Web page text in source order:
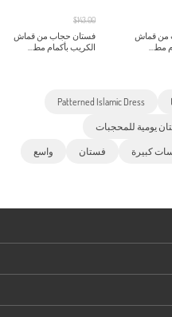
من قماش
مط...
$143.00
فستان حجاب من قماش
الكريب بأكمام مط...
Patterned Islamic Dress
يومية للمحجبات
كبيرة فستان واسع